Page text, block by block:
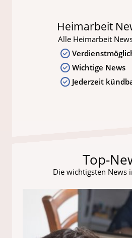
Heimarbeit
Alle Heimarbeit
Wichtige News
Jederzeit
Top-
Die wichtigsten News